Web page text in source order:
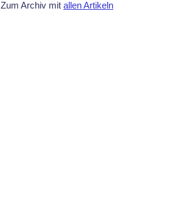
Zum Archiv mit allen Artikeln